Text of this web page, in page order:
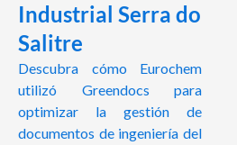
Industrial Serra do
Salitre
Descubra cómo Eurochem
utilizó Greendocs para
optimizar la gestión de
documentos de ingeniería del